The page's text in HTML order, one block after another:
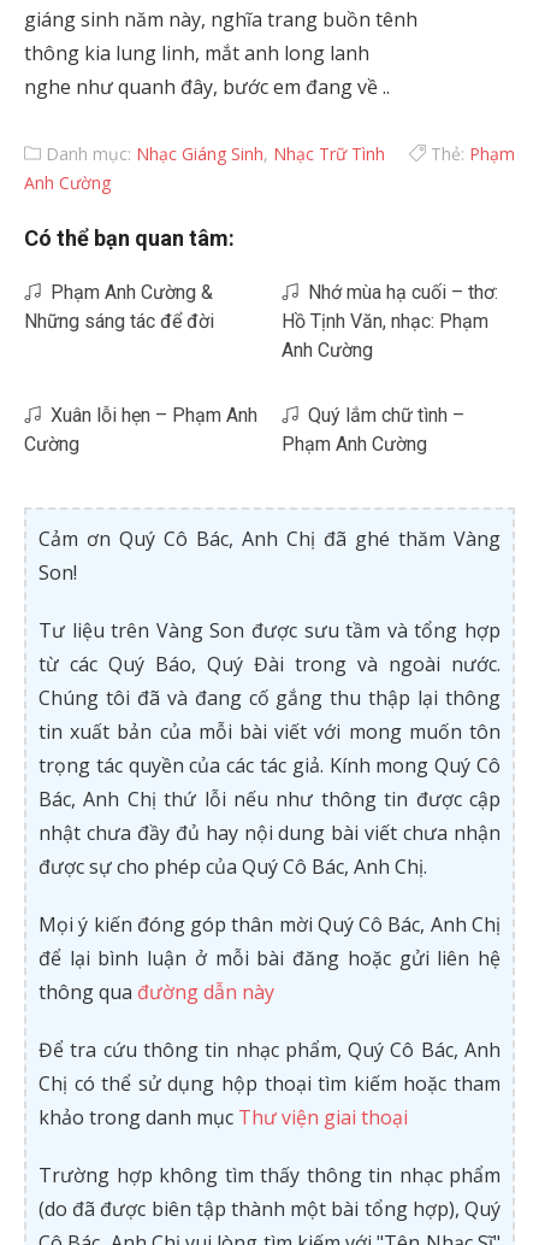
giáng sinh năm này, nghĩa trang buồn tênh
thông kia lung linh, mắt anh long lanh
nghe như quanh đây, bước em đang về ..
Danh mục: Nhạc Giáng Sinh, Nhạc Trữ Tình Thẻ: Phạm
Anh Cường
Có thể bạn quan tâm:
Phạm Anh Cường &
Những sáng tác để đời
Nhớ mùa hạ cuối – thơ:
Hồ Tịnh Văn, nhạc: Phạm
Anh Cường
Xuân lỗi hẹn – Phạm Anh
Cường
Quý lắm chữ tình –
Phạm Anh Cường
Cảm ơn Quý Cô Bác, Anh Chị đã ghé thăm Vàng
Son!
Tư liệu trên Vàng Son được sưu tầm và tổng hợp
từ các Quý Báo, Quý Đài trong và ngoài nước.
Chúng tôi đã và đang cố gắng thu thập lại thông
tin xuất bản của mỗi bài viết với mong muốn tôn
trọng tác quyền của các tác giả. Kính mong Quý Cô
Bác, Anh Chị thứ lỗi nếu như thông tin được cập
nhật chưa đầy đủ hay nội dung bài viết chưa nhận
được sự cho phép của Quý Cô Bác, Anh Chị.
Mọi ý kiến đóng góp thân mời Quý Cô Bác, Anh Chị
để lại bình luận ở mỗi bài đăng hoặc gửi liên hệ
thông qua đường dẫn này
Để tra cứu thông tin nhạc phẩm, Quý Cô Bác, Anh
Chị có thể sử dụng hộp thoại tìm kiếm hoặc tham
khảo trong danh mục Thư viện giai thoại
Trường hợp không tìm thấy thông tin nhạc phẩm
(do đã được biên tập thành một bài tổng hợp), Quý